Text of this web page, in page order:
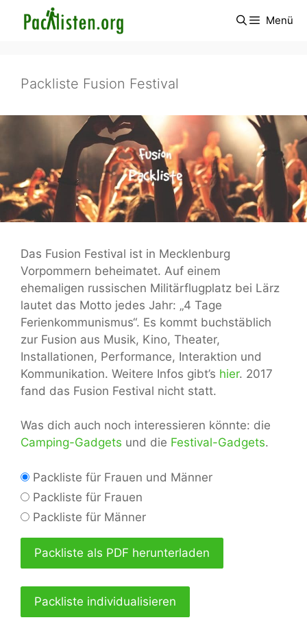
Inhalt
Menü
Packliste Fusion Festival
Das Fusion Festival ist in Mecklenburg
Vorpommern beheimatet. Auf einem
ehemaligen russischen Militärflugplatz bei Lärz
lautet das Motto jedes Jahr: „4 Tage
Ferienkommunismus“. Es kommt buchstäblich
zur Fusion aus Musik, Kino, Theater,
Installationen, Performance, Interaktion und
Kommunikation. Weitere Infos gibt’s hier. 2017
fand das Fusion Festival nicht statt.
Was dich auch noch interessieren könnte: die
Camping-Gadgets und die Festival-Gadgets.
Packliste für Frauen und Männer
Packliste für Frauen
Packliste für Männer
Packliste als PDF herunterladen
Packliste individualisieren